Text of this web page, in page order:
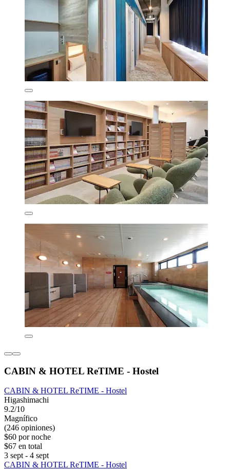
CABIN & HOTEL ReTIME - Hostel
CABIN & HOTEL ReTIME - Hostel
Higashimachi
9.2/10
Magnífico
(246 opiniones)
$60 por noche
$67 en total
3 sept - 4 sept
CABIN & HOTEL ReTIME - Hostel